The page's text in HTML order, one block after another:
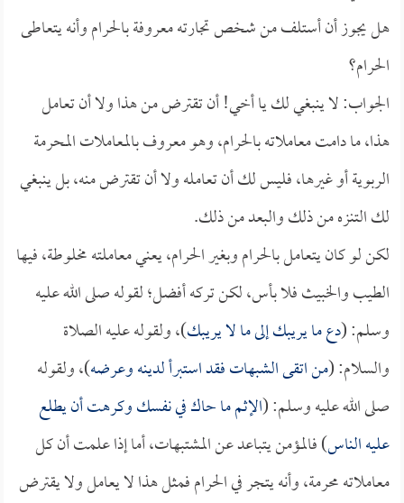
هل يجوز أن أستلف من شخص تجارته معروفة بالحرام وأنه يتعاطى
الحرام؟
الجواب: لا ينبغي لك يا أخي! أن تقترض من هذا ولا أن تعامل
هذا، ما دامت معاملاته بالحرام، وهو معروف بالمعاملات المحرمة
الربوية أو غيرها، فليس لك أن تعامله ولا أن تقترض منه، بل ينبغي
لك التنزه من ذلك والبعد من ذلك.
لكن لو كان يتعامل بالحرام وبغير الحرام، يعني معاملته مخلوطة، فيها
الطيب والخبيث فلا بأس، لكن تركه أفضل؛ لقوله صلى الله عليه
وسلم: (دع ما يريبك إلى ما لا يريبك)، ولقوله عليه الصلاة
والسلام: (من اتقى الشبهات فقد استبرأ لدينه وعرضه)، ولقوله
صلى الله عليه وسلم: (الإثم ما حاك في نفسك وكرهت أن يطلع
عليه الناس) فالمؤمن يتباعد عن المشتبهات، أما إذا علمت أن كل
معاملاته محرمة، وأنه يتجر في الحرام فمثل هذا لا يعامل ولا يقترض